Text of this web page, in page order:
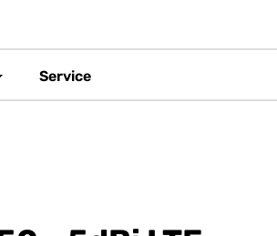
Service